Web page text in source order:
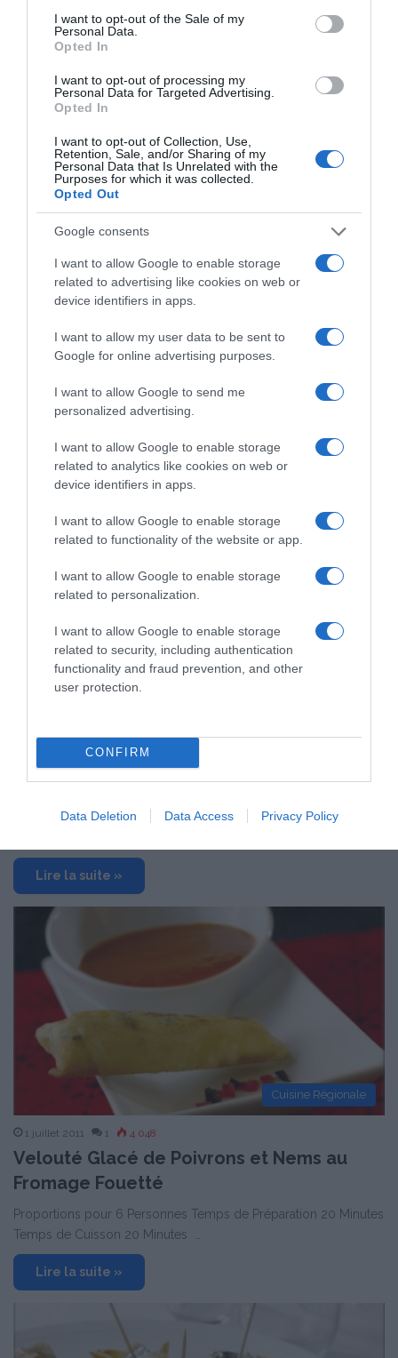
consent section.
I want to opt-out of the Sale of my
Personal Data.
Opted In
I want to opt-out of processing my
Personal Data for Targeted Advertising.
Opted In
I want to opt-out of Collection, Use,
Retention, Sale, and/or Sharing of my
Personal Data that Is Unrelated with the
Purposes for which it was collected.
Opted Out
Google consents
I want to allow Google to enable storage
related to advertising like cookies on web or
device identifiers in apps.
I want to allow my user data to be sent to
Google for online advertising purposes.
I want to allow Google to send me
personalized advertising.
I want to allow Google to enable storage
related to analytics like cookies on web or
device identifiers in apps.
I want to allow Google to enable storage
related to functionality of the website or app.
I want to allow Google to enable storage
related to personalization.
I want to allow Google to enable storage
related to security, including authentication
functionality and fraud prevention, and other
user protection.
CONFIRM
Data Deletion Data Access Privacy Policy
18 juillet 2011 0 2 835
Bricks à l’Emmental de Savoie
Proportions pour 4 Personnes Temps de Préparation 10 Minutes
Cuisson 10 Minutes ► 4…
Tarte au Citron en Millefeuille
Proportions pour 4 Personnes Temps de Préparation 20 Minutes
Lire la suite »
Cuisine Régionale
1 juillet 2011 1 4 048
Velouté Glacé de Poivrons et Nems au
Fromage Fouetté
Proportions pour 6 Personnes Temps de Préparation 20 Minutes
Temps de Cuisson 20 Minutes …
Lire la suite »